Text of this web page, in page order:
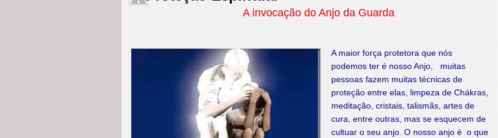
A invocação do Anjo da Guarda
A maior força protetora que nós
podemos ter é nosso Anjo, muitas
pessoas fazem muitas técnicas de
proteção entre elas, limpeza de Chákras,
meditação, cristais, talismãs, artes de
cura, entre outras, mas se esquecem de
cultuar o seu anjo. O nosso anjo é o que